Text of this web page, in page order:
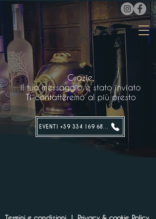
Grazie,
il tuo messaggio è stato inviato
Ti contatteremo al più presto
Termini e condizioni | Privacy & cookie Policy